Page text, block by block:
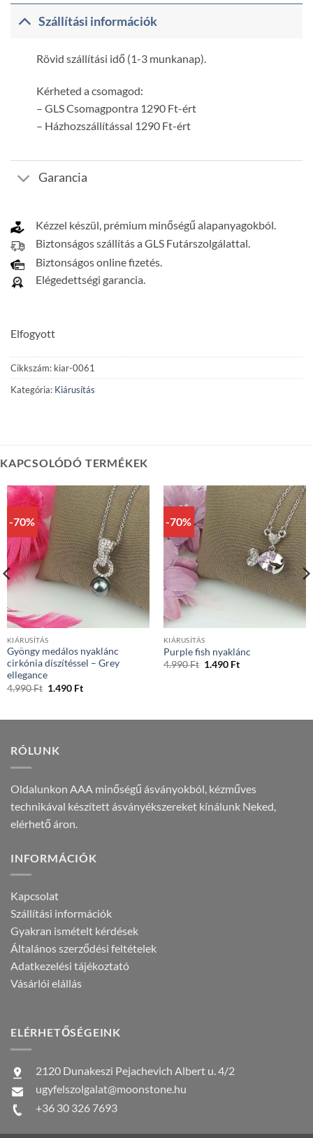
Szállítási információk
Rövid szállítási idő (1-3 munkanap).
Kérheted a csomagod:
– GLS Csomagpontra 1290 Ft-ért
– Házhozszállítással 1290 Ft-ért
Garancia
Kézzel készül, prémium minőségű alapanyagokból.
Biztonságos szállítás a GLS Futárszolgálattal.
Biztonságos online fizetés.
Elégedettségi garancia.
Elfogyott
Cikkszám: kiar-0061
Kategória: Kiárusítás
KAPCSOLÓDÓ TERMÉKEK
-70%
KIÁRUSÍTÁS
Gyöngy medálos nyaklánc
cirkónia díszítéssel – Grey
ellegance
4.990Ft Original
1.490 FtCurrent
-70%
KIÁRUSÍTÁS
Purple fish nyaklánc
4.990Ft Original
1.490 FtCurrent
RÓLUNK
Oldalunkon AAA minőségű ásványokból, kézműves
technikával készített ásványékszereket kínálunk Neked,
elérhető áron.
INFORMÁCIÓK
Kapcsolat
Szállítási információk
Gyakran ismételt kérdések
Általános szerződési feltételek
Adatkezelési tájékoztató
Vásárlói elállás
ELÉRHETŐSÉGEINK
2120 Dunakeszi Pejachevich Albert u. 4/2
ugyfelszolgalat@moonstone.hu
+36 30 326 7693